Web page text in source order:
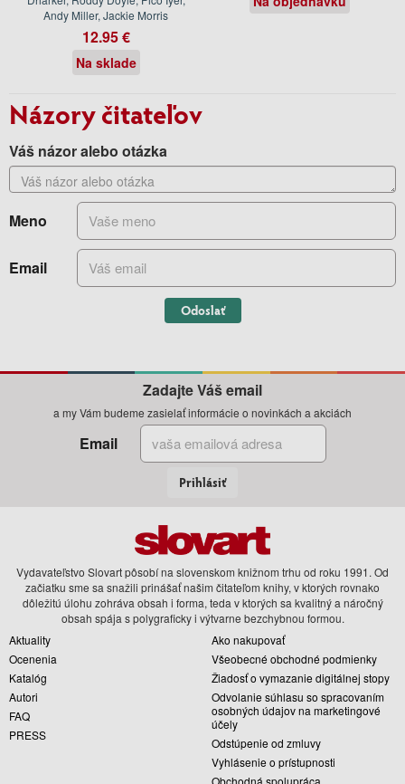
Andy Miller, Jackie Morris
12.95 €
Na sklade
Názory čitateľov
Váš názor alebo otázka
Meno
Email
Odoslať
Zadajte Váš email
a my Vám budeme zasielať informácie o novinkách a akciách
Email
Prihlásiť
Vydavateľstvo Slovart pôsobí na slovenskom knižnom trhu od roku 1991. Od
začiatku sme sa snažili prinášať našim čitateľom knihy, v ktorých rovnako
dôležitú úlohu zohráva obsah i forma, teda v ktorých sa kvalitný a náročný
obsah spája s polygraficky i výtvarne bezchybnou formou.
Aktuality
Ocenenia
Katalóg
Autori
FAQ
PRESS
Ako nakupovať
Všeobecné obchodné podmienky
Žiadosť o vymazanie digitálnej stopy
Odvolanie súhlasu so spracovaním
osobných údajov na marketingové
účely
Odstúpenie od zmluvy
Vyhlásenie o prístupnosti
Obchodná spolupráca